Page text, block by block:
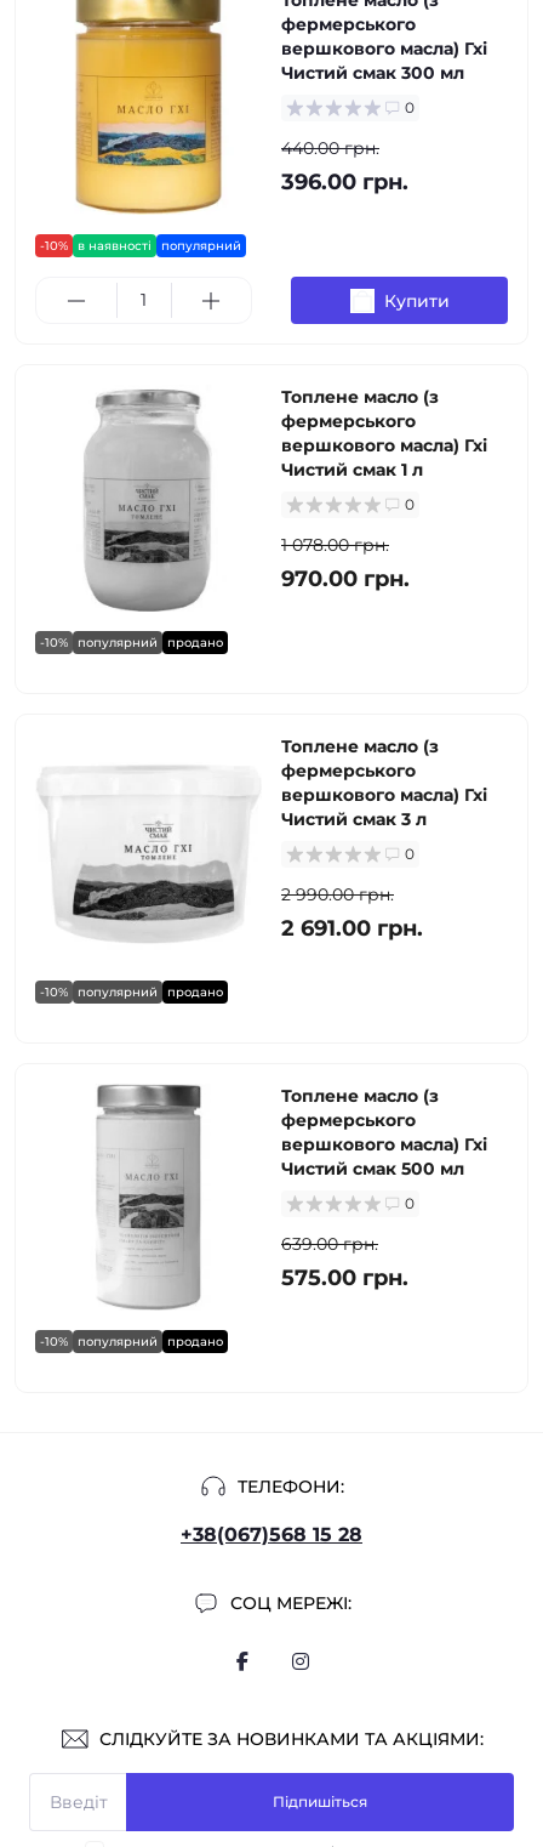
-10% в наявності популярний
фермерського
вершкового масла) Гхі
Чистий смак 300 мл
0
440.00 грн.
396.00 грн.
Купити
-10% популярний продано
Топлене масло (з
фермерського
вершкового масла) Гхі
Чистий смак 1 л
0
1 078.00 грн.
970.00 грн.
-10% популярний продано
Топлене масло (з
фермерського
вершкового масла) Гхі
Чистий смак 3 л
0
2 990.00 грн.
2 691.00 грн.
-10% популярний продано
Топлене масло (з
фермерського
вершкового масла) Гхі
Чистий смак 500 мл
0
639.00 грн.
575.00 грн.
ТЕЛЕФОНИ:
+38(067)568 15 28
СОЦ МЕРЕЖІ:
СЛІДКУЙТЕ ЗА НОВИНКАМИ ТА АКЦІЯМИ:
Підпишіться